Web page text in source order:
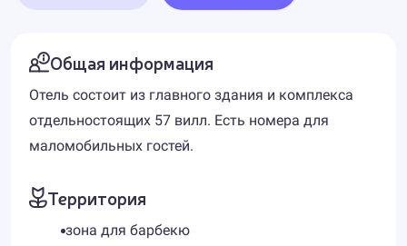
Общая информация
Отель состоит из главного здания и комплекса
отдельностоящих 57 вилл. Есть номера для
маломобильных гостей.
Территория
зона для барбекю